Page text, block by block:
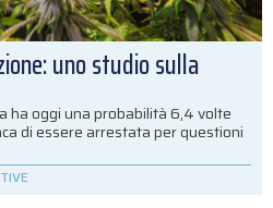
uno studio sulla
ha oggi una probabilità 6,4 volte
di essere arrestata per questioni